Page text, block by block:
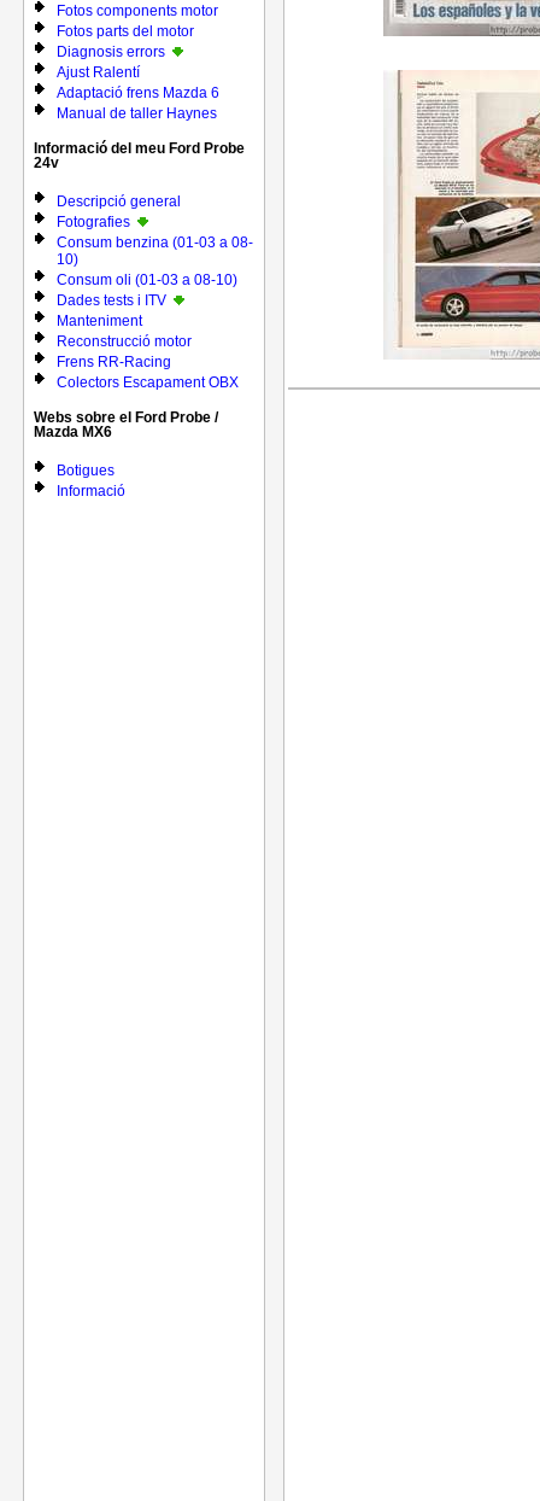
Fotos components motor
Fotos parts del motor
Diagnosis errors
Ajust Ralentí
Adaptació frens Mazda 6
Manual de taller Haynes
Informació del meu Ford Probe
24v
Descripció general
Fotografies
Consum benzina (01-03 a 08-
10)
Consum oli (01-03 a 08-10)
Dades tests i ITV
Manteniment
Reconstrucció motor
Frens RR-Racing
Colectors Escapament OBX
Webs sobre el Ford Probe /
Mazda MX6
Botigues
Informació